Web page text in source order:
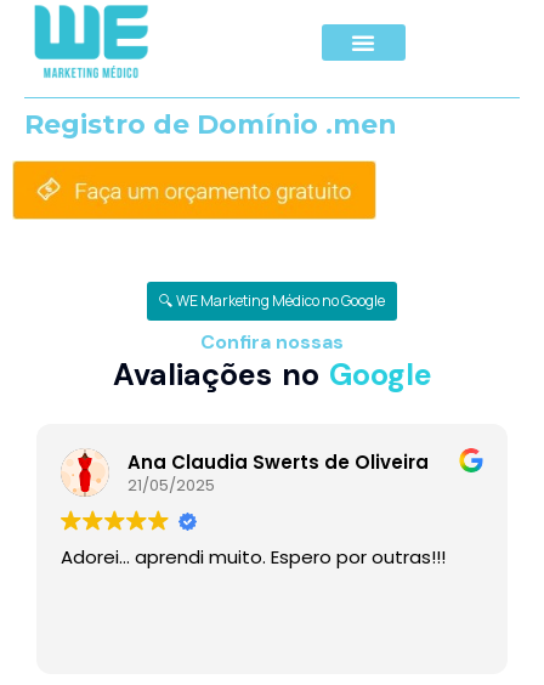
Registro de Domínio .men
🔍 WE Marketing Médico no Google
Confira nossas
Avaliações no Google
Ana Claudia Swerts de Oliveira
21/05/2025
Adorei… aprendi muito. Espero por outras!!!